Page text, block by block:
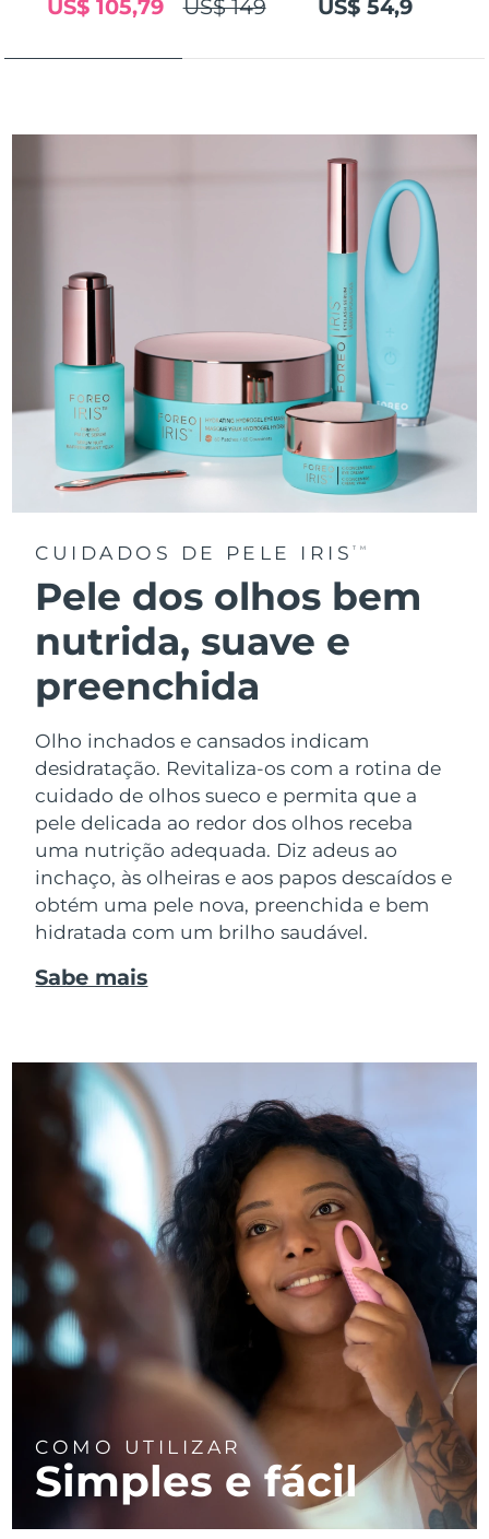
US$ 149
US$ 105,79 US$ 54,9
CUIDADOS DE PELE IRISTM
Pele dos olhos bem
nutrida, suave e
preenchida
Olho inchados e cansados indicam
desidratação. Revitaliza-os com a rotina de
cuidado de olhos sueco e permita que a
pele delicada ao redor dos olhos receba
uma nutrição adequada. Diz adeus ao
inchaço, às olheiras e aos papos descaídos e
obtém uma pele nova, preenchida e bem
hidratada com um brilho saudável.
Sabe mais
COMO UTILIZAR
Simples e fácil